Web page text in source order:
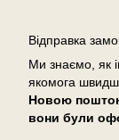
Відправка
Ми знаємо, як
якомога
Новою
вони були